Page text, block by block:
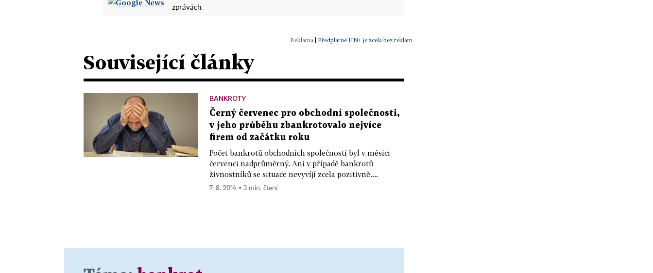
zprávách.
| Předplatné HN+ je zcela bez reklam.
Související články
BANKROTY
Černý červenec pro obchodní společnosti,
v jeho průběhu zbankrotovalo nejvíce
firem od začátku roku
Počet bankrotů obchodních společností byl v měsíci
červenci nadprůměrný. Ani v případě bankrotů
živnostníků se situace nevyvíjí zcela pozitivně....
7. 8. 2014 ▪ 3 min. čtení